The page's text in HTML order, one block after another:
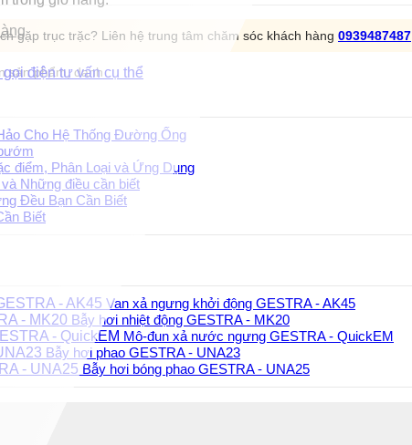
gặp trục trặc? Liên hệ trung tâm chăm sóc khách hàng 0939487487
điện tư vấn cụ thể
Cho Hệ Thống Đường Ống
điểm, Phân Loại và Ứng Dụng
Những điều cần biết
Đều Bạn Cần Biết
Biết
Van xả ngưng khởi động GESTRA - AK45
Bẫy hơi nhiệt động GESTRA - MK20
Mô-đun xả nước ngưng GESTRA - QuickEM
Bẫy hơi phao GESTRA - UNA23
Bẫy hơi bóng phao GESTRA - UNA25